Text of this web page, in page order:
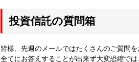
投資信託の質問箱
皆様、先週のメールではたくさんのご質問
全てにお答えすることが出来ず大変恐縮で